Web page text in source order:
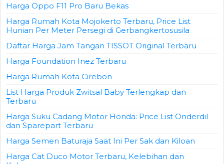
Harga Oppo F11 Pro Baru Bekas
Harga Rumah Kota Mojokerto Terbaru, Price List
Hunian Per Meter Persegi di Gerbangkertosusila
Daftar Harga Jam Tangan TISSOT Original Terbaru
Harga Foundation Inez Terbaru
Harga Rumah Kota Cirebon
List Harga Produk Zwitsal Baby Terlengkap dan
Terbaru
Harga Suku Cadang Motor Honda: Price List Onderdil
dan Sparepart Terbaru
Harga Semen Baturaja Saat Ini Per Sak dan Kiloan
Harga Cat Duco Motor Terbaru, Kelebihan dan